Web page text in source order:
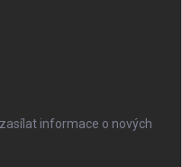
informace o nových